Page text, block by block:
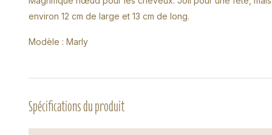
environ 12 cm de large et 13 cm de long.
Modèle : Marly
Spécifications du produit